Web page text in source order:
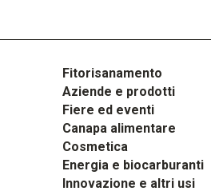
Fitorisanamento
Aziende e prodotti
Fiere ed eventi
Canapa alimentare
Cosmetica
Energia e biocarburanti
Innovazione e altri usi